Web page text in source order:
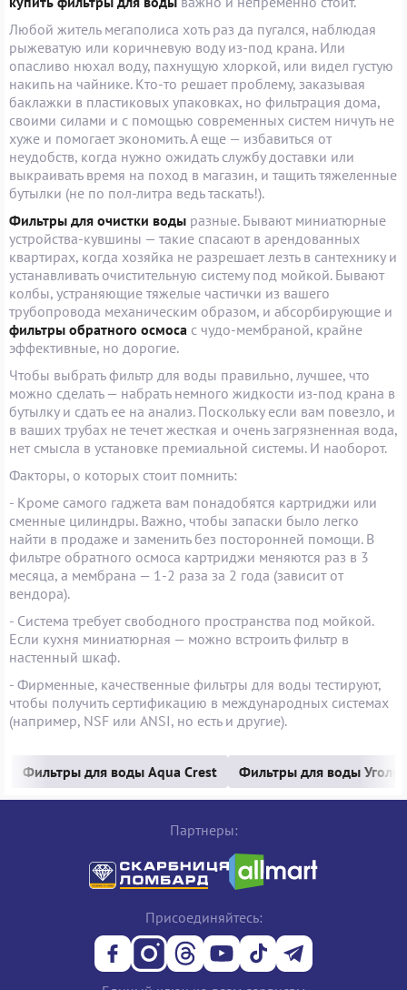
Любой житель мегаполиса хоть раз да пугался, наблюдая
рыжеватую или коричневую воду из-под крана. Или
опасливо нюхал воду, пахнущую хлоркой, или видел густую
накипь на чайнике. Кто-то решает проблему, заказывая
баклажки в пластиковых упаковках, но фильтрация дома,
своими силами и с помощью современных систем ничуть не
хуже и помогает экономить. А еще — избавиться от
неудобств, когда нужно ожидать службу доставки или
выкраивать время на поход в магазин, и тащить тяжеленные
бутылки (не по пол-литра ведь таскать!).
Фильтры для очистки воды разные. Бывают миниатюрные
устройства-кувшины — такие спасают в арендованных
квартирах, когда хозяйка не разрешает лезть в сантехнику и
устанавливать очистительную систему под мойкой. Бывают
колбы, устраняющие тяжелые частички из вашего
трубопровода механическим образом, и абсорбирующие и
фильтры обратного осмоса с чудо-мембраной, крайне
эффективные, но дорогие.
Чтобы выбрать фильтр для воды правильно, лучшее, что
можно сделать — набрать немного жидкости из-под крана в
бутылку и сдать ее на анализ. Поскольку если вам повезло, и
в ваших трубах не течет жесткая и очень загрязненная вода,
нет смысла в установке премиальной системы. И наоборот.
Факторы, о которых стоит помнить:
- Кроме самого гаджета вам понадобятся картриджи или
сменные цилиндры. Важно, чтобы запаски было легко
найти в продаже и заменить без посторонней помощи. В
фильтре обратного осмоса картриджи меняются раз в 3
месяца, а мембрана — 1-2 раза за 2 года (зависит от
вендора).
- Система требует свободного пространства под мойкой.
Если кухня миниатюрная — можно встроить фильтр в
настенный шкаф.
- Фирменные, качественные фильтры для воды тестируют,
чтобы получить сертификацию в международных системах
(например, NSF или ANSI, но есть и другие).
Фильтры для воды Aqua Crest Фильтры для воды
Партнеры:
Присоединяйтесь: